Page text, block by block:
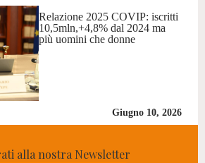
Relazione 2025 COVIP: iscritti
10,5mln,+4,8% dal 2024 ma
più uomini che donne
Giugno 10, 2026
alla nostra Newsletter